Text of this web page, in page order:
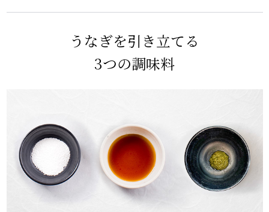
うなぎを引き立てる
3つの調味料